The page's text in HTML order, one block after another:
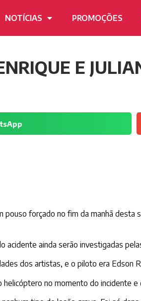
NOTÍCIAS PROMOÇÕES
E
pouso forçado no fim da manhã
acidente ainda serão investigadas
dos artistas, e o piloto era Edson
no momento do incidente